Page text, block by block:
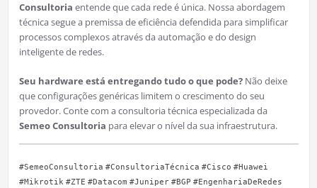
Consultoria entende que cada rede é única. Nossa abordagem
técnica segue a premissa de eficiência defendida para simplificar
processos complexos através da automação e do design
inteligente de redes.
Seu hardware está entregando tudo o que pode?Não deixe
que configurações genéricas limitem o crescimento do seu
provedor. Conte com a consultoria técnica especializada da
Semeo Consultoria para elevar o nível da sua infraestrutura.
#SemeoConsultoria #ConsultoriaTécnica #Cisco #Huawei
#Mikrotik #ZTE #Datacom #Juniper #BGP #EngenhariaDeRedes